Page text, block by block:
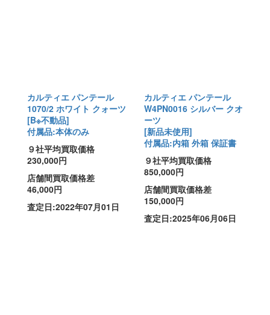
カルティエ パンテール
1070/2 ホワイト クォーツ
[B※不動品]
付属品:本体のみ
９社平均買取価格
230,000円
店舗間買取価格差
46,000円
査定日:2022年07月01日
カルティエ パンテール
W4PN0016 シルバー クオ
ーツ
[新品未使用]
付属品:内箱 外箱 保証書
９社平均買取価格
850,000円
店舗間買取価格差
150,000円
査定日:2025年06月06日